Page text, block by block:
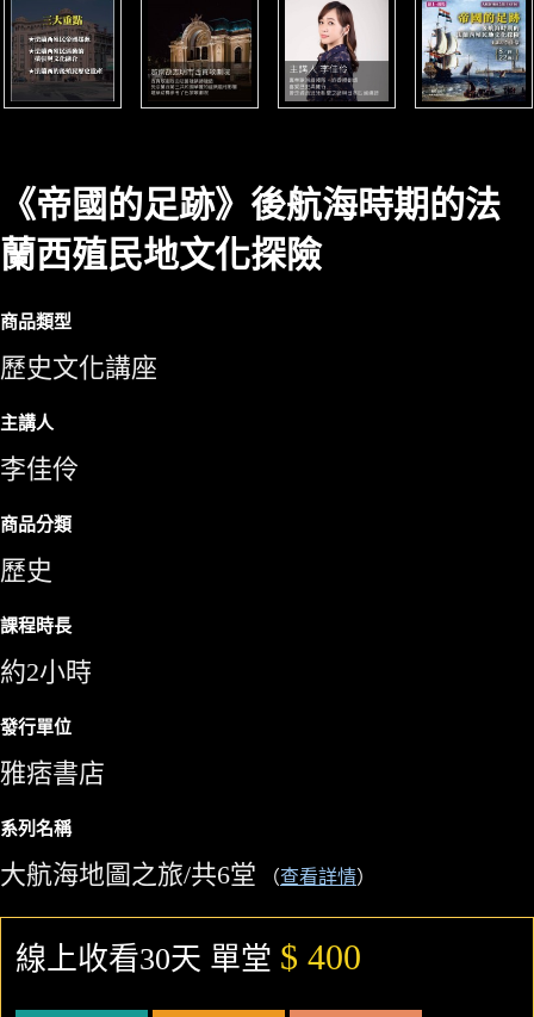
《帝國的足跡》後航海時期的法
蘭西殖民地文化探險
商品類型
歷史文化講座
主講人
李佳伶
商品分類
歷史
課程時長
約2小時
發行單位
雅痞書店
系列名稱
大航海地圖之旅/共6堂 （查看詳情）
線上收看30天 單堂 $ 400